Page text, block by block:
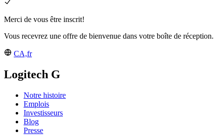
Merci de vous être inscrit!
Vous recevrez une offre de bienvenue dans votre boîte de réception.
CA,fr
Logitech G
Notre histoire
Emplois
Investisseurs
Blog
Presse